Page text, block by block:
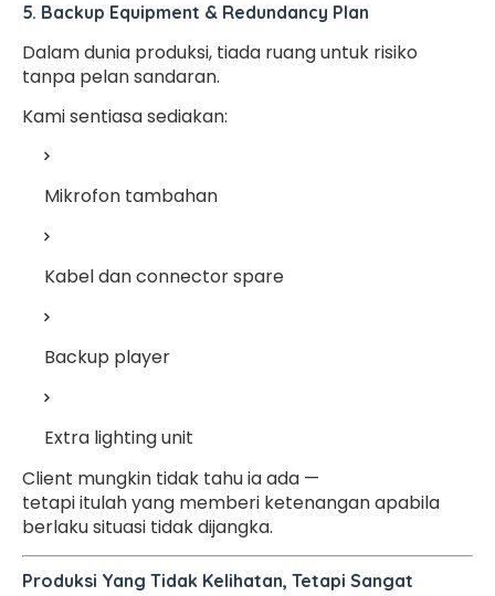
5. Backup Equipment & Redundancy Plan
Dalam dunia produksi, tiada ruang untuk risiko
tanpa pelan sandaran.
Kami sentiasa sediakan:
Mikrofon tambahan
Kabel dan connector spare
Backup player
Extra lighting unit
Client mungkin tidak tahu ia ada —
tetapi itulah yang memberi ketenangan apabila
berlaku situasi tidak dijangka.
Produksi Yang Tidak Kelihatan, Tetapi Sangat